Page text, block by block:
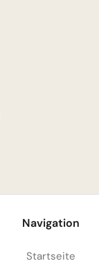
Navigation
Startseite